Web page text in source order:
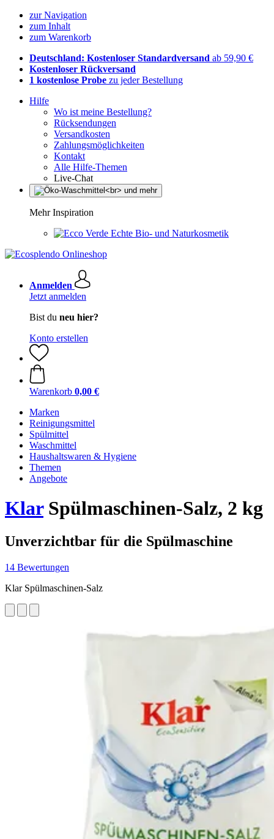
zur Navigation
zum Inhalt
zum Warenkorb
Deutschland: Kostenloser Standardversand ab 59,90 €
Kostenloser Rückversand
1 kostenlose Probe zu jeder Bestellung
Hilfe
Wo ist meine Bestellung?
Rücksendungen
Versandkosten
Zahlungsmöglichkeiten
Kontakt
Alle Hilfe-Themen
Live-Chat
Mehr Inspiration
Echte Bio- und Naturkosmetik
Anmelden
Jetzt anmelden
Bist du neu hier?
Konto erstellen
Warenkorb 0,00 €
Marken
Reinigungsmittel
Spülmittel
Waschmittel
Haushaltswaren & Hygiene
Themen
Angebote
KlarSpülmaschinen-Salz, 2 kg
Unverzichtbar für die Spülmaschine
14 Bewertungen
Klar Spülmaschinen-Salz